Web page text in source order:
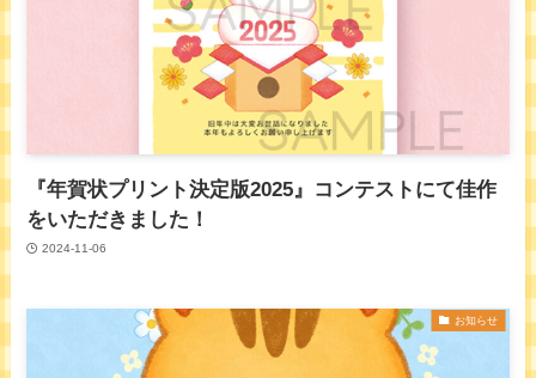
『年賀状プリント決定版2025』コンテストにて佳作
をいただきました！
2024-11-06
お知らせ